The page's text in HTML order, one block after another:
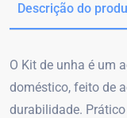
Descrição do
O Kit de unha é um
doméstico, feito de
durabilidade.